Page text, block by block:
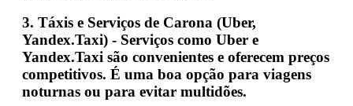
3. Táxis e Serviços de Carona (Uber,
Yandex.Taxi) - Serviços como Uber e
Yandex.Taxi são convenientes e oferecem preços
competitivos. É uma boa opção para viagens
noturnas ou para evitar multidões.